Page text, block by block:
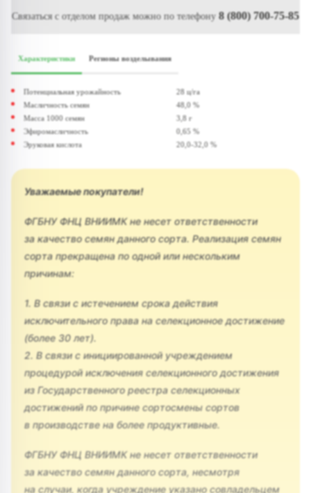
Связаться с отделом продаж можно по телефону 8 (800) 700-75-85
Характеристики Регионы возделывания
Потенциальная урожайность
28 ц/га
Масличность семян
48,0 %
Масса 1000 семян
3,8 г
Эфиромасличность
0,65 %
Эруковая кислота
20,0-32,0 %
Уважаемые покупатели!
ФГБНУ ФНЦ ВНИИМК не несет ответственности
за качество семян данного сорта. Реализация семян
сорта прекращена по одной или нескольким
причинам:
1. В связи с истечением срока действия
исключительного права на селекционное достижение
(более 30 лет).
2. В связи с инициированной учреждением
процедурой исключения селекционного достижения
из Государственного реестра селекционных
достижений по причине сортосмены сортов
в производстве на более продуктивные.
ФГБНУ ФНЦ ВНИИМК не несет ответственности
за качество семян данного сорта, несмотря
на случаи, когда учреждение указано совладельцем